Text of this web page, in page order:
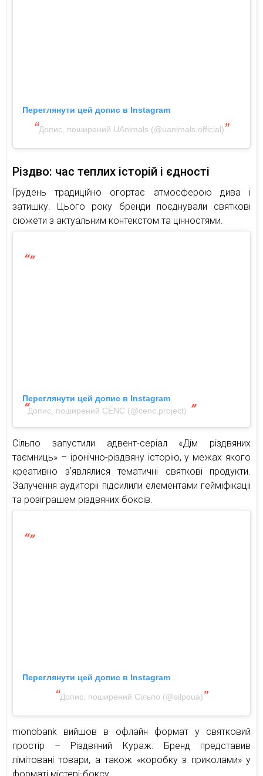
Переглянути цей допис в Instagram
Допис, поширений UAnimals (@uanimals.official)
Різдво: час теплих історій і єдності
Грудень традиційно огортає атмосферою дива і
затишку. Цього року бренди поєднували святкові
сюжети з актуальним контекстом та цінностями.
Переглянути цей допис в Instagram
Допис, поширений CĖNC (@cenc.project)
Сільпо запустили адвент-серіал «Дім різдвяних
таємниць» – іронічно-різдвяну історію, у межах якого
креативно зʼявлялися тематичні святкові продукти.
Залучення аудиторії підсилили елементами гейміфікації
та розіграшем різдвяних боксів.
Переглянути цей допис в Instagram
Допис, поширений Сільпо (@silpoua)
monobank вийшов в офлайн формат у святковий
простір – Різдвяний Кураж. Бренд представив
лімітовані товари, а також «коробку з приколами» у